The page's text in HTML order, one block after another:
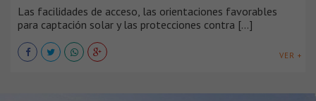
Las facilidades de acceso, las orientaciones favorables
para captación solar y las protecciones contra [...]
VER +